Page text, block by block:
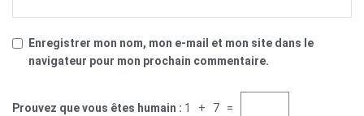
Enregistrer mon nom, mon e-mail et mon site dans le
navigateur pour mon prochain commentaire.
Prouvez que vous êtes humain : 1 + 7 =